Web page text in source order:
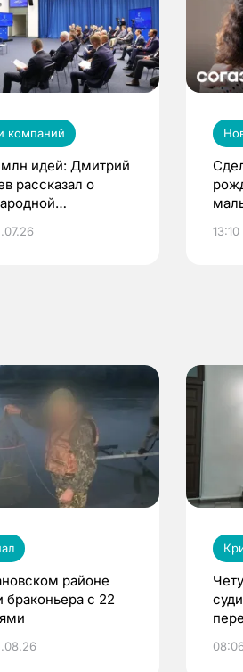
компаний
идей: Дмитрий
рассказал о
по
районе
браконьера с 22